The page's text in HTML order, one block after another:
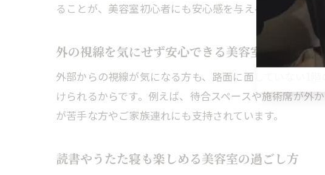
読
個室
個
静
ることが、美容室初心者にも安心感を与えるポイントです
外の視線を気にせず安心できる美容室空間
外部からの視線が気になる方も、路面に面していない1
けられるからです。例えば、待合スペースや施術席が外
が苦手な方やご家族連れにも支持されています。
読書やうたた寝も楽しめる美容室の過ごし方